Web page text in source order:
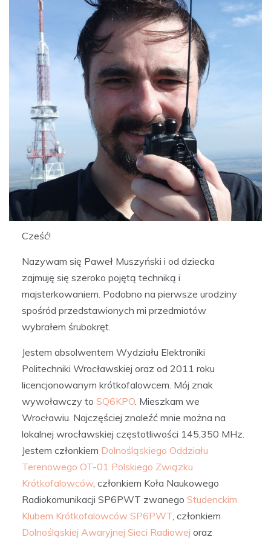
Cześć!
Nazywam się Paweł Muszyński i od dziecka
zajmuję się szeroko pojętą techniką i
majsterkowaniem. Podobno na pierwsze urodziny
spośród przedstawionych mi przedmiotów
wybrałem śrubokręt.
Jestem absolwentem Wydziału Elektroniki
Politechniki Wrocławskiej oraz od 2011 roku
licencjonowanym krótkofalowcem. Mój znak
wywoławczy to SQ6KPO. Mieszkam we
Wrocławiu. Najczęściej znaleźć mnie można na
lokalnej wrocławskiej częstotliwości 145,350 MHz.
Jestem członkiem Dolnośląskiego Oddziału
Terenowego OT-01 Polskiego Związku
Krótkofalowców, członkiem Koła Naukowego
Radiokomunikacji SP6PWT zwanego Studenckim
Klubem Krótkofalowców SP6PWT, członkiem
Dolnośląskiej Awaryjnej Sieci Radiowej oraz